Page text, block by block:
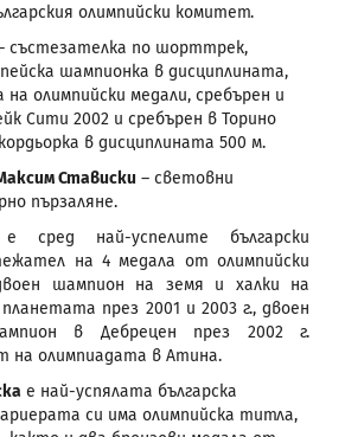
олимпийски комитет.
състезателка по шорттрек,
шампионка в дисциплината,
олимпийски медали, сребърен и
Сити 2002 и сребърен в Торино
в дисциплината 500 м.
Стависки – световни
пързаляне.
сред най-успелите български
на 4 медала от олимпийски
шампион на земя и халки на
през 2001 и 2003 г., двоен
в Дебрецен през 2002 г.
на олимпиадата в Атина.
е най-успялата българска
си има олимпийска титла,